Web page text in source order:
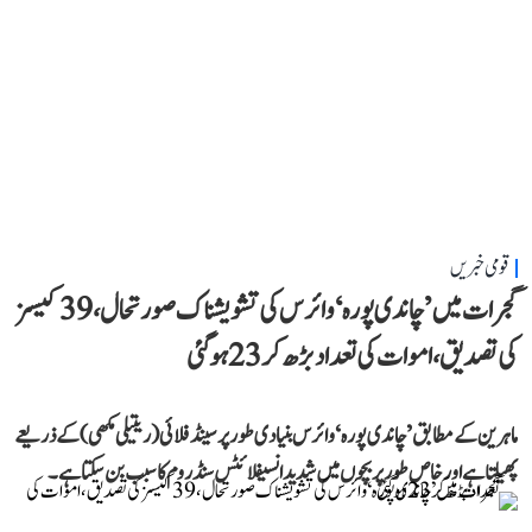
قومی خبریں
گجرات میں ’چاندی پورہ‘ وائرس کی تشویشناک صورتحال، 39 کیسز
کی تصدیق، اموات کی تعداد بڑھ کر 23 ہوگئی
ماہرین کے مطابق ’چاندی پورہ‘ وائرس بنیادی طور پر سینڈ فلائی (ریتیلی مکھی) کے ذریعے
پھیلتا ہے اور خاص طور پر بچوں میں شدید انسیفلائٹس سنڈروم کا سبب بن سکتا ہے۔